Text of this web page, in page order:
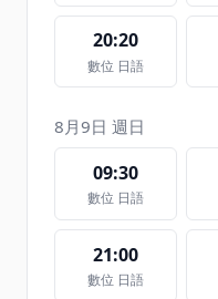
20:20
數位 日語
8月9日 週日
09:30
數位 日語
21:00
數位 日語